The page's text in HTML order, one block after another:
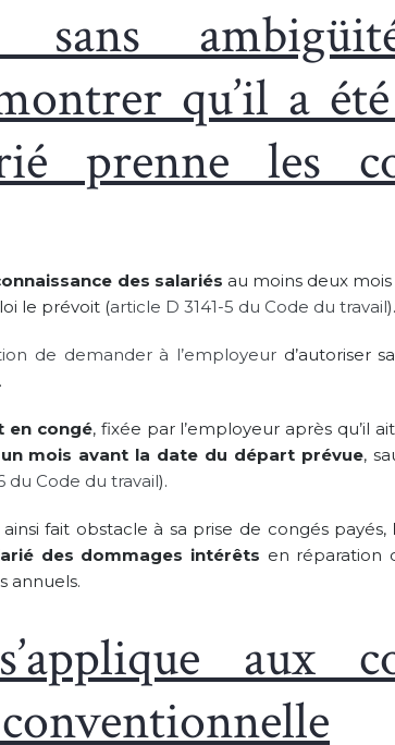
sans
qu’il a
prenne les
des salariés au moins deux mois
le prévoit (article D 3141-5 du Code du travail).
de demander à l’employeurd’autoriser
.
en congé, fixée par l’employeur après qu’il
mois avant la date du départ prévue,
du Code du travail).
fait obstacle à sa prise de congés payés,
des dommages intérêts en réparation
annuels.
aux